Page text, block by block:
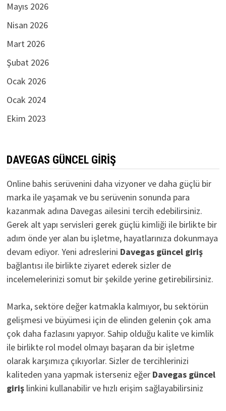
Mayıs 2026
Nisan 2026
Mart 2026
Şubat 2026
Ocak 2026
Ocak 2024
Ekim 2023
DAVEGAS GÜNCEL GIRIŞ
Online bahis serüvenini daha vizyoner ve daha güçlü bir
marka ile yaşamak ve bu serüvenin sonunda para
kazanmak adına Davegas ailesini tercih edebilirsiniz.
Gerek alt yapı servisleri gerek güçlü kimliği ile birlikte bir
adım önde yer alan bu işletme, hayatlarınıza dokunmaya
devam ediyor. Yeni adreslerini Davegas güncel giriş
bağlantısı ile birlikte ziyaret ederek sizler de
incelemelerinizi somut bir şekilde yerine getirebilirsiniz.
Marka, sektöre değer katmakla kalmıyor, bu sektörün
gelişmesi ve büyümesi için de elinden gelenin çok ama
çok daha fazlasını yapıyor. Sahip olduğu kalite ve kimlik
ile birlikte rol model olmayı başaran da bir işletme
olarak karşımıza çıkıyorlar. Sizler de tercihlerinizi
kaliteden yana yapmak isterseniz eğer Davegas güncel
giriş linkini kullanabilir ve hızlı erişim sağlayabilirsiniz